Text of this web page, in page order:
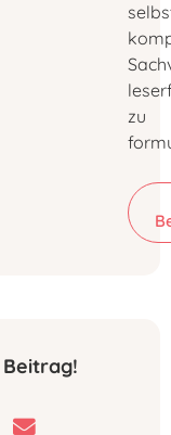
zu